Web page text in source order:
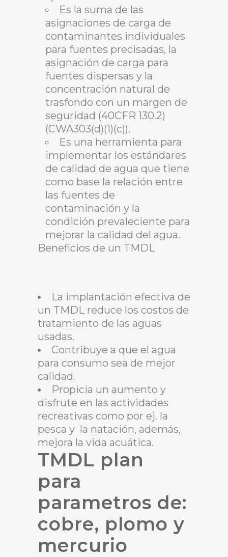
Es la suma de las
asignaciones de carga de
contaminantes individuales
para fuentes precisadas, la
asignación de carga para
fuentes dispersas y la
concentración natural de
trasfondo con un margen de
seguridad (40CFR 130.2)
(CWA303(d)(1)(c)).
Es una herramienta para
implementar los estándares
de calidad de agua que tiene
como base la relación entre
las fuentes de
contaminación y la
condición prevaleciente para
mejorar la calidad del agua.
Beneficios de un TMDL
La implantación efectiva de
un TMDL reduce los costos de
tratamiento de las aguas
usadas.
Contribuye a que el agua
para consumo sea de mejor
calidad.
Propicia un aumento y
disfrute en las actividades
recreativas como por ej. la
pesca y la natación, además,
mejora la vida acuática.
TMDL plan
para
parametros de:
cobre, plomo y
mercurio